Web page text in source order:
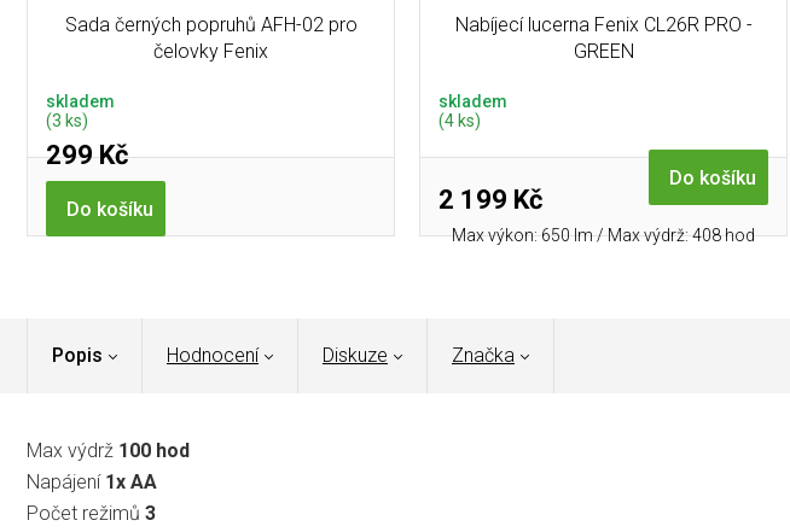
Sada černých popruhů AFH-02 pro
čelovky Fenix
skladem
(3 ks)
299 Kč
Do košíku
Nabíjecí lucerna Fenix CL26R PRO -
GREEN
skladem
(4 ks)
2 199 Kč
Do košíku
Max výkon: 650 lm / Max výdrž: 408 hod
Popis Hodnocení Diskuze Značka
Max výdrž 100 hod
Napájení 1x AA
Počet režimů 3